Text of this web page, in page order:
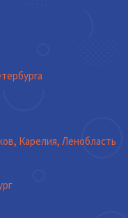
Карелия, Ленобласть